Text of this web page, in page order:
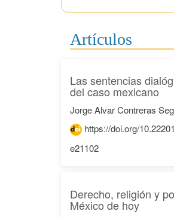
Artículos
Las sentencias
del caso mexicano
Jorge Alvar Contreras
https://doi.org/
e21102
Derecho, religión y
México de hoy